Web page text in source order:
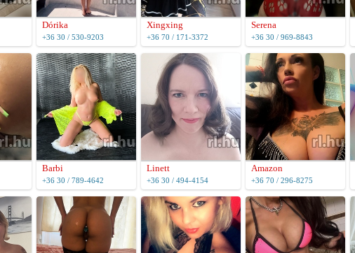
Dórika
+36 30 / 530-9203
Xingxing
+36 70 / 171-3372
Serena
+36 30 / 969-8843
Barbi
+36 30 / 789-4642
Linett
+36 30 / 494-4154
Amazon
+36 70 / 296-8275